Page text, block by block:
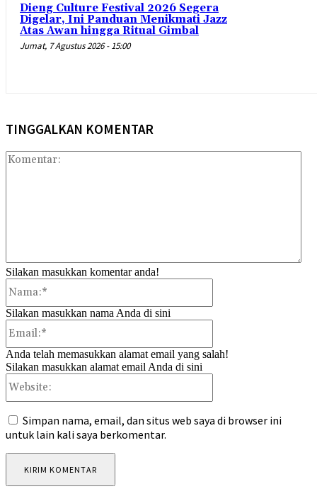
Dieng Culture Festival 2026 Segera
Digelar, Ini Panduan Menikmati Jazz
Atas Awan hingga Ritual Gimbal
Jumat, 7 Agustus 2026 - 15:00
TINGGALKAN KOMENTAR
Silakan masukkan komentar anda!
Silakan masukkan nama Anda di sini
Anda telah memasukkan alamat email yang salah!
Silakan masukkan alamat email Anda di sini
Simpan nama, email, dan situs web saya di browser ini
untuk lain kali saya berkomentar.